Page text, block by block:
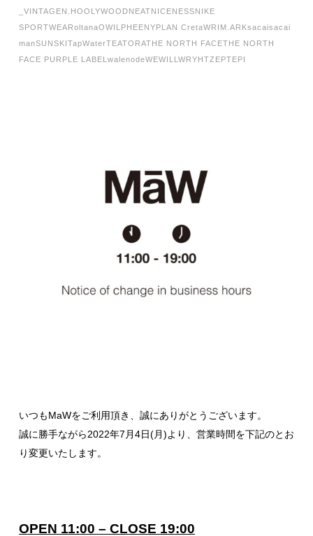
_VINTAGEN.HOOLYWOODNEATNICENESSNIKE
SPORTWEARoltanaOWIL PHEENYPLAN CretaWRIM.ARKsacaisacai
manSUNSKITapWaterTEATORATHE NORTH FACETHE NORTH
FACE PURPLE LABEL walenodeWEWILL WRYHTZEPTEPI
いつもMaWをご利用頂き、誠にありがとうございます。
誠に勝手ながら2022年7月4日(月)より、営業時間を下記のとお
り変更いたします。
OPEN 11:00 – CLOSE 19:00